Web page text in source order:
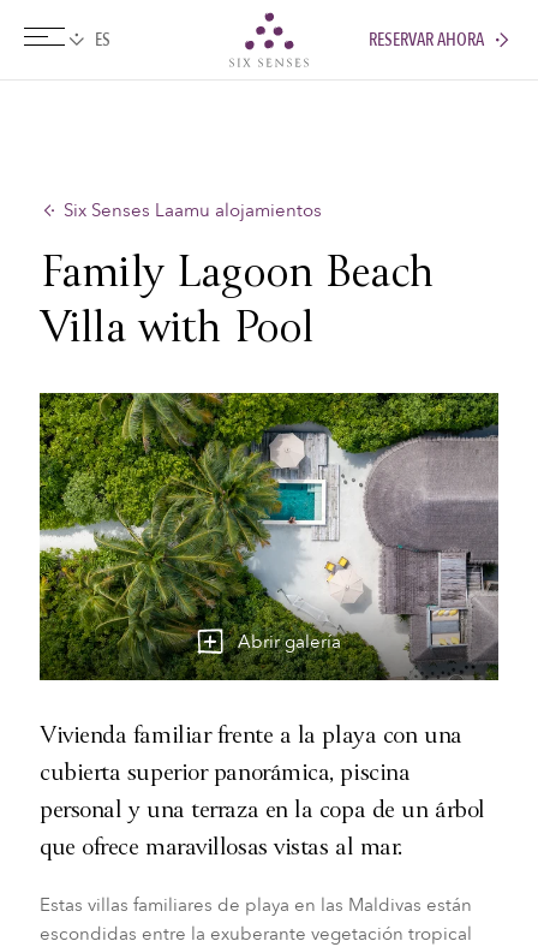
Six sensesRESERVAR AHORA
Six Senses Laamu alojamientos
Family Lagoon Beach
Villa with Pool
Abrir galería
Vivienda familiar frente a la playa con una
cubierta superior panorámica, piscina
personal y una terraza en la copa de un árbol
que ofrece maravillosas vistas al mar.
Estas villas familiares de playa en las Maldivas están
escondidas entre la exuberante vegetación tropical